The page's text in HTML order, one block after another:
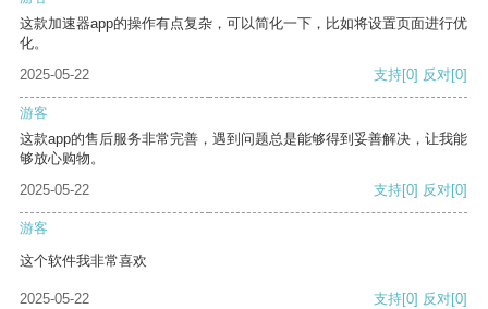
这款加速器app的操作有点复杂，可以简化一下，比如将设置页面进行优
化。
2025-05-22
支持[0] 反对[0]
游客
这款app的售后服务非常完善，遇到问题总是能够得到妥善解决，让我能
够放心购物。
2025-05-22
支持[0] 反对[0]
游客
这个软件我非常喜欢
2025-05-22 支持[0] 反对[0]